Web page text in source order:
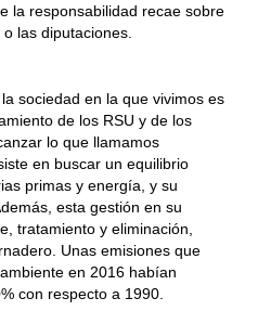
la responsabilidad recae sobre
las diputaciones.
sociedad en la que vivimos es
de los RSU y de los
lo que llamamos
en buscar un equilibrio
primas y energía, y su
esta gestión en su
tratamiento y eliminación,
Unas emisiones que
en 2016 habían
con respecto a 1990.